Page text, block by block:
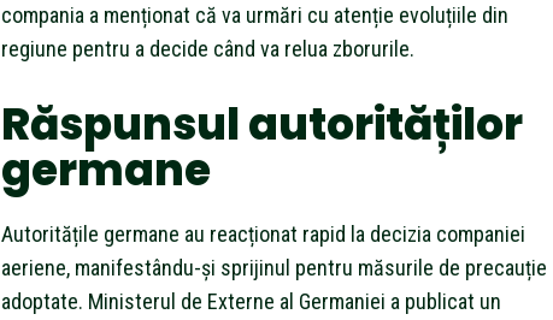
compania a menționat că va urmări cu atenție evoluțiile din
regiune pentru a decide când va relua zborurile.
Răspunsul autorităților
germane
Autoritățile germane au reacționat rapid la decizia companiei
aeriene, manifestându-și sprijinul pentru măsurile de precauție
adoptate. Ministerul de Externe al Germaniei a publicat un